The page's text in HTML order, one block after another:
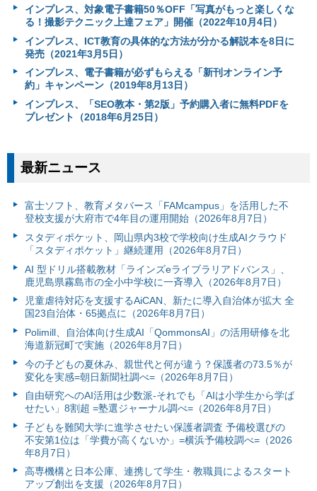
インプレス、対象電子書籍50％OFF「写真がもっと楽しくな
る！撮影テクニック上達フェア」開催（2022年10月4日）
インプレス、ICT教育の具体的な方法が分かる解説本を8日に
発売（2021年3月5日）
インプレス、電子書籍が必ずもらえる「新刊オンライン予
約」キャンペーン（2019年8月13日）
インプレス、「SEO教本・第2版」予約購入者に無料PDFを
プレゼント（2018年6月25日）
最新ニュース
富⼠ソフト、教育メタバース「FAMcampus」を活用した不
登校支援が大府市で4年目の運用開始（2026年8月7日）
スタディポケット、岡山県内3校で学校向け生成AIクラウド
「スタディポケット」継続運用（2026年8月7日）
AI 型ドリル搭載教材「ラインズeライブラリアドバンス」、
鹿児島県霧島市の全小中学校に一斉導入（2026年8月7日）
児童虐待対応を支援するAiCAN、新たに導入自治体が拡大 全
国23自治体・65拠点に（2026年8月7日）
Polimill、自治体向け生成AI「QommonsAI」の活用研修を北
海道新冠町で実施（2026年8月7日）
今の子どもの夏休み、親世代と何が違う？保護者の73.5％が
変化を実感=朝日新聞社調べ=（2026年8月7日）
自由研究へのAI活用は少数派-それでも「AIは小学生から学ば
せたい」8割超 =塾選ジャーナル調べ=（2026年8月7日）
子どもを難関大学に進学させたい保護者調査 予備校選びの
不安第1位は「学費が高くないか」=横浜予備校調べ=（2026
年8月7日）
高専機構と日本公庫、連携して学生・教職員によるスタート
アップ創出を支援（2026年8月7日）